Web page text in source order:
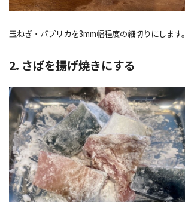
玉ねぎ・パプリカを3mm幅程度の細切りにします。
2. さばを揚げ焼きにする